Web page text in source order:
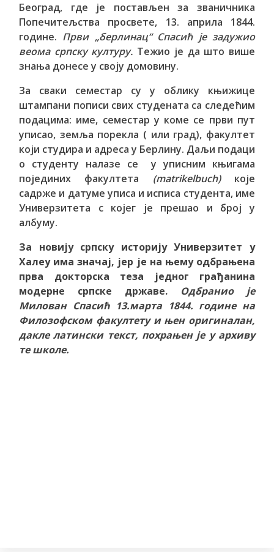
Београд, где је постављен за званичника
Попечитељства просвете, 13. априла 1844.
године. Први „берлинац“ Спасић је задужио
веома српску културу. Тежио је да што више
знања донесе у своју домовину.
За сваки семестар су у облику књижице
штампани пописи свих студената са следећим
подацима: име, семестар у коме се први пут
уписао, земља порекла ( или град), факултет
који студира и адреса у Берлину. Даљи подаци
о студенту налазе се у уписним књигама
појединих факултета (matrikelbuch)које
садрже и датуме уписа и исписа студента, име
Универзитета с којег је прешао и број у
албуму.
За новију српску историју Универзитет у
Халеу има значај, јер је на њему одбрањена
прва докторска теза једног грађанина
модерне српске државе. Одбранио је
Милован Спасић 13.марта 1844. године на
Филозофском факултету и њен оригиналан,
дакле латински текст, похрањен је у архиву
те школе.